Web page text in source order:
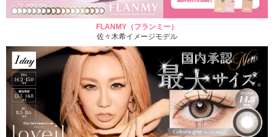
FLANMY（フランミー）
佐々木希イメージモデル